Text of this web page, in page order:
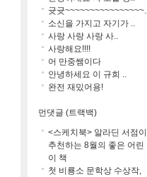
귯귯~~~~~~~~~~~~~~~~..
소신을 가지고 자기가 ..
사랑 사랑 사랑 사..
사랑해요!!!!
어 만중쌤이다
안녕하세요 이 규희 ..
완전 재밌어용!
먼댓글 (트랙백)
<스케치북> 알라딘 서점이
추천하는 8월의 좋은 어린
이 책
첫 비룡소 문학상 수상작,